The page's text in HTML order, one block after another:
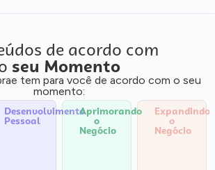
de acordo com
seu Momento
tem para você de acordo com o seu
momento:
Desenvolvimento
Pessoal
Aprimorando
o
Negócio
Expandindo
o
Negócio